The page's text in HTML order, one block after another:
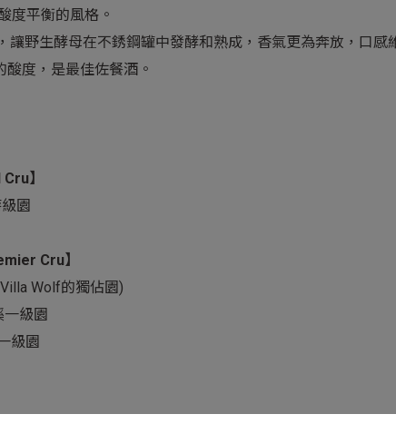
度平衡的風格。
讓野生酵母在不銹鋼罐中發酵和熟成，香氣更為奔放，口
度，是最佳佐餐酒。
】
園
Cru】
Wolf的獨佔園)
一級園
級園